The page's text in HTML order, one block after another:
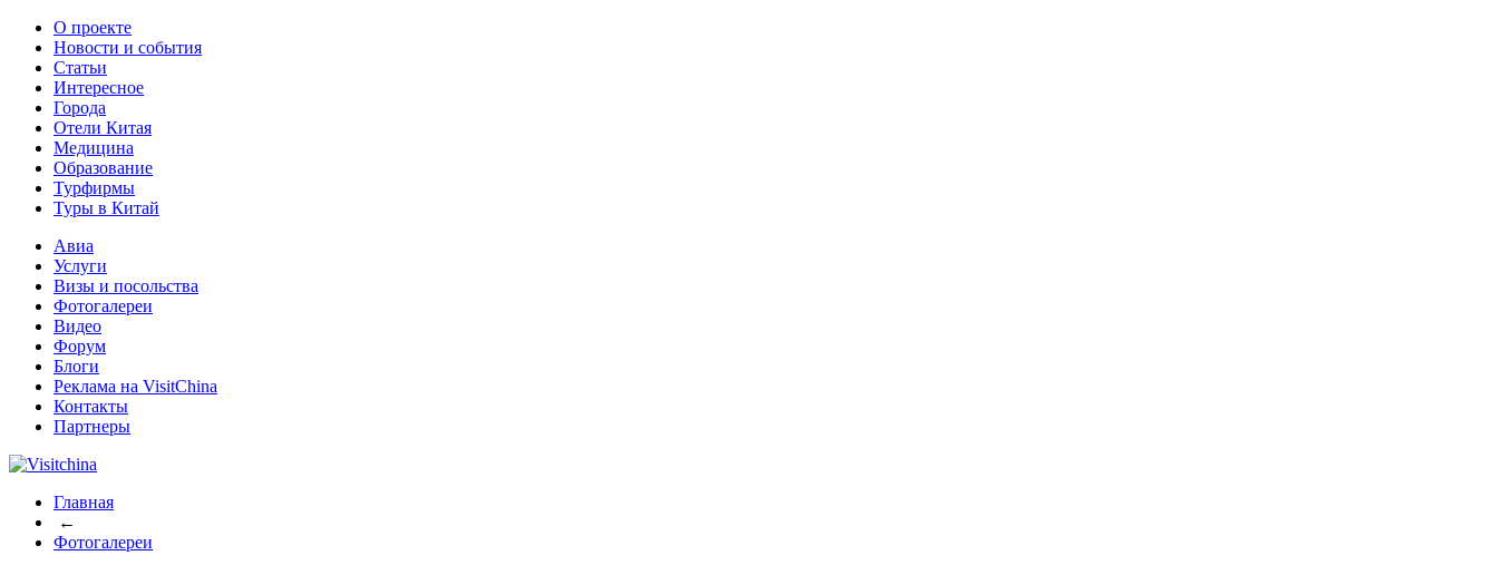
О проекте
Новости и события
Статьи
Интересное
Города
Отели Китая
Медицина
Образование
Турфирмы
Туры в Китай
Авиа
Услуги
Визы и посольства
Фотогалереи
Видео
Форум
Блоги
Реклама на VisitChina
Контакты
Партнеры
Главная
←
Фотогалереи